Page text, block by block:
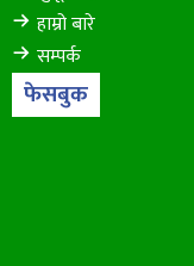
हाम्रो बारे
सम्पर्क
फेसबुक